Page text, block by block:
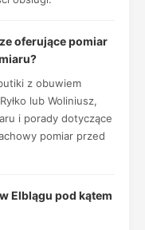
oferujące pomiar
z obuwiem
lub Woliniusz,
i porady dotyczące
pomiar przed
Elblągu pod kątem